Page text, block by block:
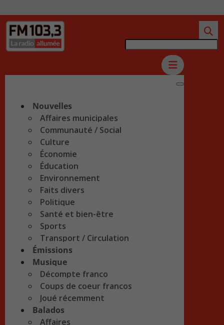
Nouvelles
Affaires municipales
Communauté / Social
Culture
Économie
Éducation
Environnement
Faits divers
Politique
Santé et bien-être
Sports
Transport / Circulation
Émissions
Musique
Décompte franco
Coups de coeur francos
Joué récemment
Balados
Affaires